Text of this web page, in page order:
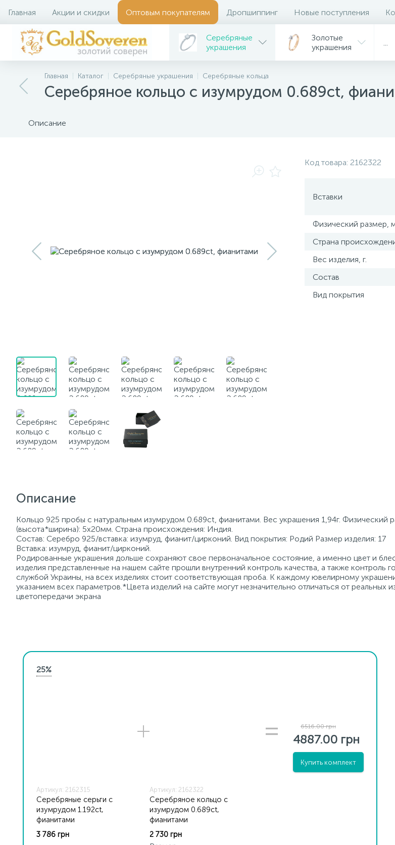
Главная Акции и скидки Оптовым покупателям Дропшиппинг Новые поступления
Серебряные
украшения
Золотые
украшения
Главная Каталог Серебряные украшения Серебряные кольца
Серебряное кольцо с изумрудом 0.689ct,
Описание
Код товара: 2162322
Вставки
Физический размер,
Страна
Вес изделия, г.
Состав
Вид покрытия
Описание
Кольцо 925 пробы с натуральным изумрудом 0.689ct, фианитами. Вес украшения 1,94г. Физический
(высота*ширина): 5х20мм. Страна происхождения: Индия.
Состав: Серебро 925/вставка: изумруд, фианит/цирконий. Вид покрытия: Родий Размер изделия: 17
Вставка: изумруд, фианит/цирконий.
Родированные украшения дольше сохраняют свое первоначальное состояние, а именно цвет и
изделия представленные на нашем сайте прошли внутренний контроль качества, а также контроль
службой Украины, на всех изделиях стоит соответствующая проба. К каждому ювелирному
указанием всех параметров.*Цвета изделий на сайте могут незначительно отличаться от реальных
цветопередачи экрана
25%
Артикул: 2162315
Серебряные серьги с
изумрудом 1.192ct,
фианитами
3 786 грн
Артикул: 2162322
Серебряное кольцо с
изумрудом 0.689ct,
фианитами
2 730 грн
6516.00 грн
4887.00 грн
Купить комплект